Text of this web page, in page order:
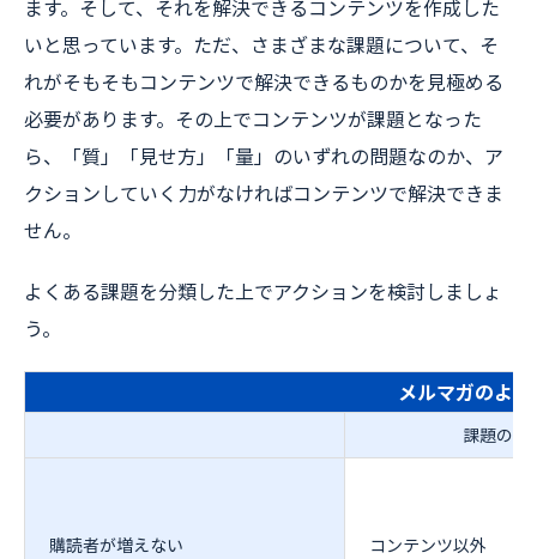
ます。そして、それを解決できるコンテンツを作成した
いと思っています。ただ、さまざまな課題について、そ
れがそもそもコンテンツで解決できるものかを見極める
必要があります。その上でコンテンツが課題となった
ら、「質」「見せ方」「量」のいずれの問題なのか、ア
クションしていく力がなければコンテンツで解決できま
せん。
よくある課題を分類した上でアクションを検討しましょ
う。
メルマガのよ
課題の分
購読者が増えない コンテンツ以外